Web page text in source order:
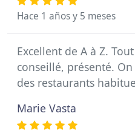
Hace 1 años y 5 meses
Excellent de A à Z.
conseillé, présenté.
des restaurants
Marie Vasta